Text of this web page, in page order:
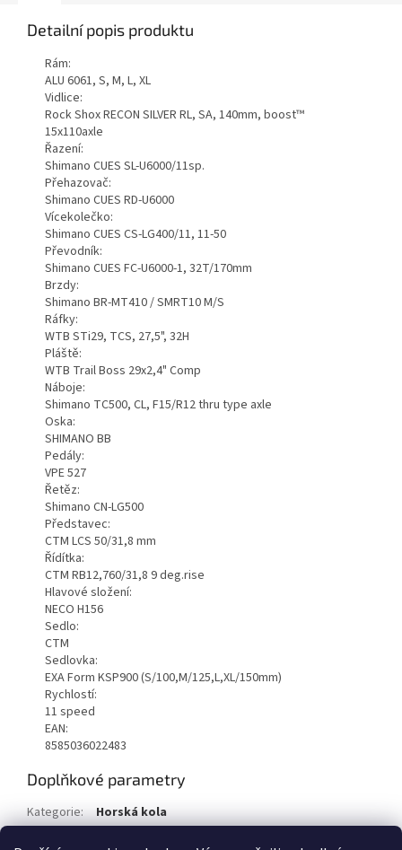
Detailní popis produktu
Rám:
ALU 6061, S, M, L, XL
Vidlice:
Rock Shox RECON SILVER RL, SA, 140mm, boost™
15x110axle
Řazení:
Shimano CUES SL-U6000/11sp.
Přehazovač:
Shimano CUES RD-U6000
Vícekolečko:
Shimano CUES CS-LG400/11, 11-50
Převodník:
Shimano CUES FC-U6000-1, 32T/170mm
Brzdy:
Shimano BR-MT410 / SMRT10 M/S
Ráfky:
WTB STi29, TCS, 27,5", 32H
Pláště:
WTB Trail Boss 29x2,4" Comp
Náboje:
Shimano TC500, CL, F15/R12 thru type axle
Oska:
SHIMANO BB
Pedály:
VPE 527
Řetěz:
Shimano CN-LG500
Představec:
CTM LCS 50/31,8 mm
Řídítka:
CTM RB12,760/31,8 9 deg.rise
Hlavové složení:
NECO H156
Sedlo:
CTM
Sedlovka:
EXA Form KSP900 (S/100,M/125,L,XL/150mm)
Rychlostí:
11 speed
EAN:
8585036022483
Doplňkové parametry
Kategorie:
Horská kola